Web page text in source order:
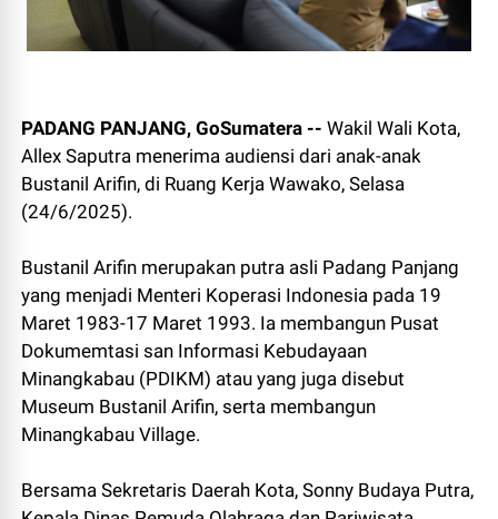
PADANG PANJANG, GoSumatera --Wakil Wali Kota,
Allex Saputra menerima audiensi dari anak-anak
Bustanil Arifin, di Ruang Kerja Wawako, Selasa
(24/6/2025).
Bustanil Arifin merupakan putra asli Padang Panjang
yang menjadi Menteri Koperasi Indonesia pada 19
Maret 1983-17 Maret 1993. Ia membangun Pusat
Dokumemtasi san Informasi Kebudayaan
Minangkabau (PDIKM) atau yang juga disebut
Museum Bustanil Arifin, serta membangun
Minangkabau Village.
Bersama Sekretaris Daerah Kota, Sonny Budaya Putra,